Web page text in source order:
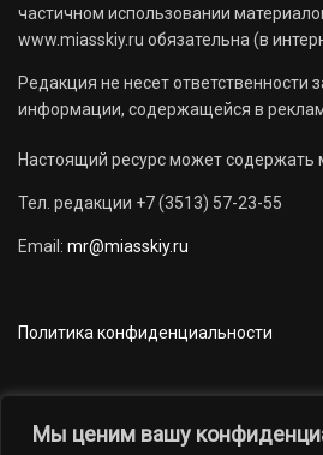
Мы ценим вашу
частичном использовании
www.miasskiy.ru обязательна (в
Редакция не несет ответственности
информации, содержащейся в
Настоящий ресурс может содержать
Тел. редакции +7 (3513) 57-23-55
Email: mr@miasskiy.ru
Политика конфиденциальности